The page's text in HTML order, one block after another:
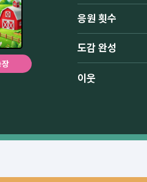
장
응원 횟수
도감 완성
이웃